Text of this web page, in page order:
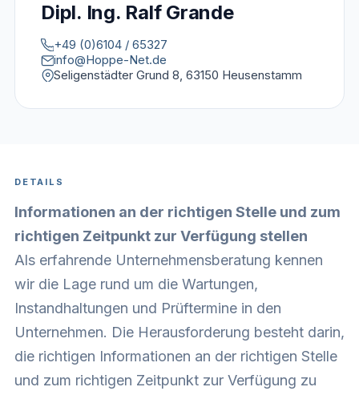
Dipl. Ing. Ralf Grande
+49 (0)6104 / 65327
info@Hoppe-Net.de
Seligenstädter Grund 8, 63150 Heusenstamm
DETAILS
Informationen an der richtigen Stelle und zum
richtigen Zeitpunkt zur Verfügung stellen
Als erfahrende Unternehmensberatung kennen
wir die Lage rund um die Wartungen,
Instandhaltungen und Prüftermine in den
Unternehmen. Die Herausforderung besteht darin,
die richtigen Informationen an der richtigen Stelle
und zum richtigen Zeitpunkt zur Verfügung zu